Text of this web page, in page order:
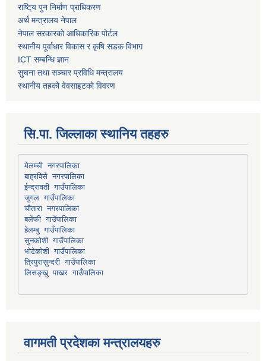
राष्टि्य पुन निर्माण प्राधिकरण
अर्थ मन्त्रालय नेपाल
नेपाल सरकारको आधिकारिक पोर्टल
स्थानीय पूर्वाधार विकास र कृषि सडक विभाग
ICT सम्बन्धि ज्ञान
सुचना तथा सञ्चार प्रविधि मन्त्रालय
स्थानीय तहको वेवसाइटको विवरण
सि.पा. जिल्लाका स्थानिय तहहरु
मेलम्ची नगरपालिका
बाह्रविसे नगरपालिका
ईन्द्रावती गाउँपालिका
जुगल गाउँपालिका
चौतारा नगरपालिका
बलेफी गाउँपालिका
हेलम्बु गाउँपालिका
सुनकोशी गाउँपालिका
भोटेकोशी गाउँपालिका
त्रिपुरासुन्दरी गाउँपालिका
लिसङ्खु पाखर गाउँपालिका
वागमती प्रदेशका मन्त्रालयहरु